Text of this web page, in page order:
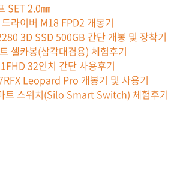
SET 2.0㎜
라이버 M18 FPD2 개봉기
3D SSD 500GB 간단 개봉 및 장착기
셀카봉(삼각대겸용) 체험후기
32인치 간단 사용후기
Leopard Pro 개봉기 및 사용기
트 스위치(Silo Smart Switch) 체험후기